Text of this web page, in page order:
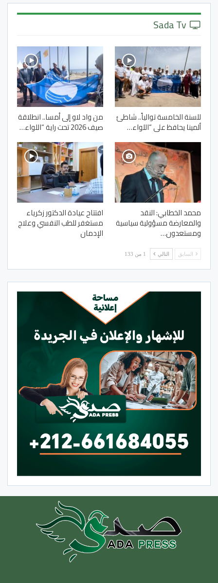
للسنة الخامسة توالياً.. شاطئ
ألمينا يحافظ على “اللواء…
من واد لاو إلى أمسا.. انطلاقة
صيف 2026 تحت راية “اللواء…
محمد الخطابي: النقد
والمعارضة مسؤولية سياسية
ومستعدون…
افتتاح عيادة الدكتور زكرياء
مستغفر للطب النفسي وعلاج
الإدمان
السابق التالي 1 من 133